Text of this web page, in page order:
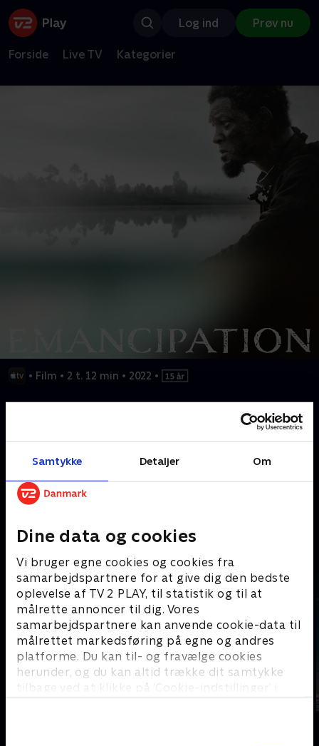
Samtykke Detaljer Om
Dine data og cookies
Vi bruger egne cookies og cookies fra
samarbejdspartnere for at give dig den bedste
oplevelse af TV 2 PLAY, til statistik og til at
målrette annoncer til dig. Vores
samarbejdspartnere kan anvende cookie-data til
målrettet markedsføring på egne og andres
platforme. Du kan til- og fravælge cookies
herunder, og du kan altid trække dit samtykke
tilbage ved at klikke på ’Cookie-indstillinger’ i
Log ind Prøv nu
Forside Live TV Kategorier
• Film • 2 t. 12 min • 2022 •
Inspireret af den gribende historie om en mand, der ville gøre
alt for sin familie – og for sin frihed. Da den slavegjorte Peter
udholdenhed.
Mere indhold fra Apple TV